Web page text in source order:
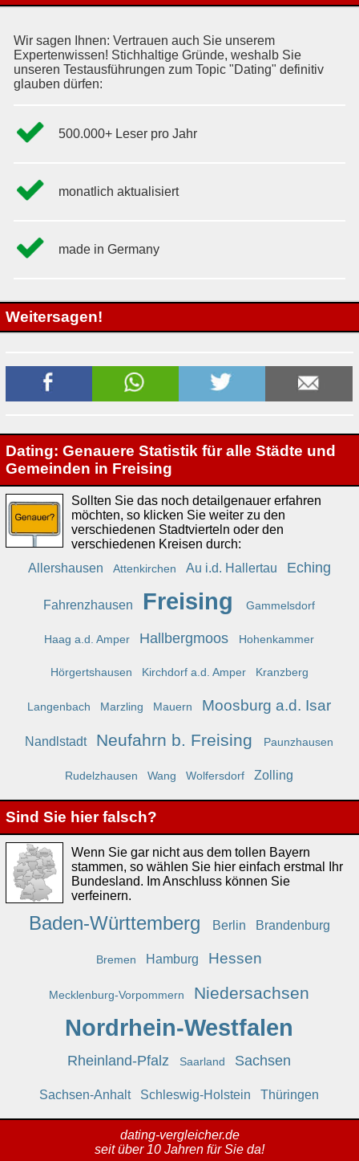
Wir sagen Ihnen: Vertrauen auch Sie unserem
Expertenwissen! Stichhaltige Gründe, weshalb Sie
unseren Testausführungen zum Topic "Dating" definitiv
glauben dürfen:
500.000+ Leser pro Jahr
monatlich aktualisiert
made in Germany
Weitersagen!
Dating: Genauere Statistik für alle Städte und
Gemeinden in Freising
Sollten Sie das noch detailgenauer erfahren
möchten, so klicken Sie weiter zu den
verschiedenen Stadtvierteln oder den
verschiedenen Kreisen durch:
Allershausen
Attenkirchen Au i.d. Hallertau Eching
Fahrenzhausen Freising Gammelsdorf
Haag a.d. Amper Hallbergmoos Hohenkammer
Hörgertshausen Kirchdorf a.d. Amper Kranzberg
Langenbach Marzling Mauern Moosburg a.d. Isar
Nandlstadt Neufahrn b. Freising Paunzhausen
Rudelzhausen Wang Wolfersdorf Zolling
Sind Sie hier falsch?
Wenn Sie gar nicht aus dem tollen Bayern
stammen, so wählen Sie hier einfach erstmal Ihr
Bundesland. Im Anschluss können Sie
verfeinern.
Baden-Württemberg Berlin Brandenburg
Bremen Hamburg Hessen
Mecklenburg-Vorpommern Niedersachsen
Nordrhein-Westfalen
Rheinland-Pfalz Saarland Sachsen
Sachsen-Anhalt Schleswig-Holstein Thüringen
dating-vergleicher.de
seit über 10 Jahren für Sie da!